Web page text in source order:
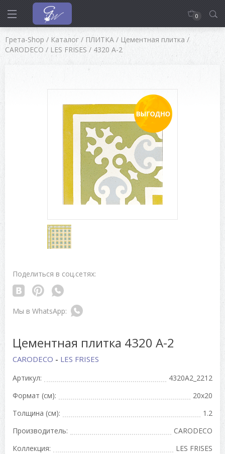
0
Грета-Shop / Каталог / ПЛИТКА / Цементная плитка /
CARODECO / LES FRISES / 4320 A-2
Поделиться в соц.сетях:
Цементная плитка 4320 A-2
CARODECO - LES FRISES
Артикул:
4320A2_2212
Формат (см):
20x20
Толщина (см):
1.2
Производитель:
CARODECO
Коллекция:
LES FRISES